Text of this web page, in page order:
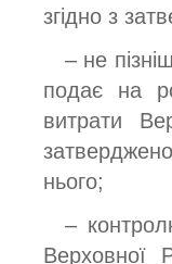
згідно з
– не
подає на
витрати
нього;
–
Верховної